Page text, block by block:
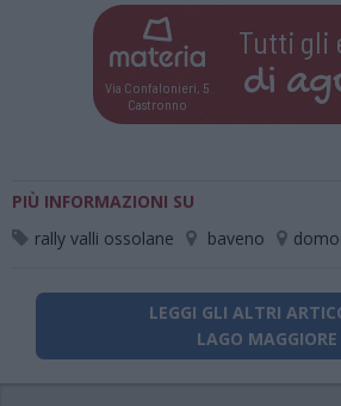
Via Confalonieri, 5
Castronno
Tutti gli
di
PIÙ INFORMAZIONI SU
rally valli ossolane
baveno
LEGGI GLI ALTRI
LAGO MAGGIORE